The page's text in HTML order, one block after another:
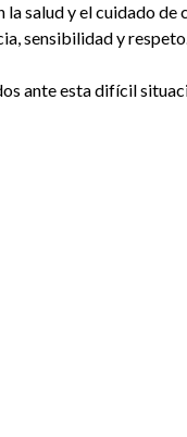
salud y el cuidado de
sensibilidad y
ante esta difícil